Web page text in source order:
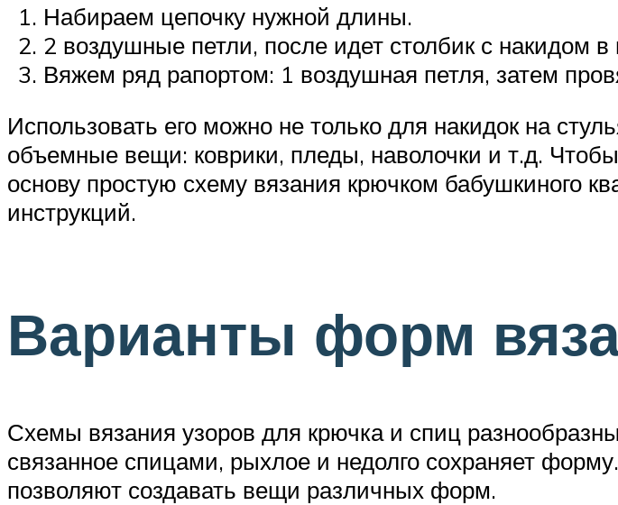
Набираем цепочку нужной длины.
2 воздушные петли, после идет столбик с накидом
Вяжем ряд рапортом: 1 воздушная петля, затем
Использовать его можно не только для накидок на
объемные вещи: коврики, пледы, наволочки и т.д.
основу простую схему вязания крючком бабушкиного
инструкций.
Варианты форм
Схемы вязания узоров для крючка и спиц
связанное спицами, рыхлое и недолго сохраняет
позволяют создавать вещи различных форм.